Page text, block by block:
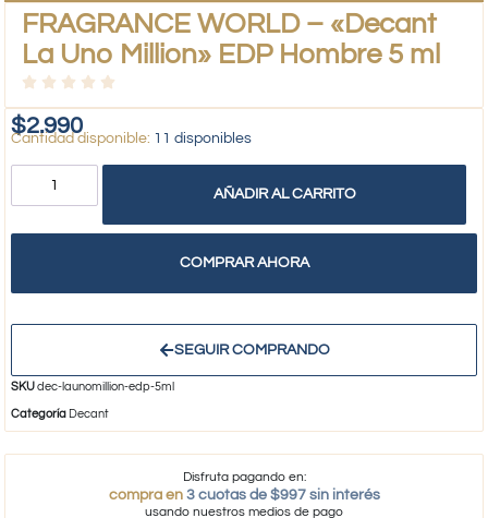
FRAGRANCE WORLD – «Decant
La Uno Million» EDP Hombre 5 ml
$2.990 11 disponibles
AÑADIR AL CARRITO
COMPRAR AHORA
SEGUIR COMPRANDO
SKUdec-launomillion-edp-5ml
Categoría Decant
Disfruta pagando en:
compra en 3 cuotas de $997 sin interés
usando nuestros medios de pago